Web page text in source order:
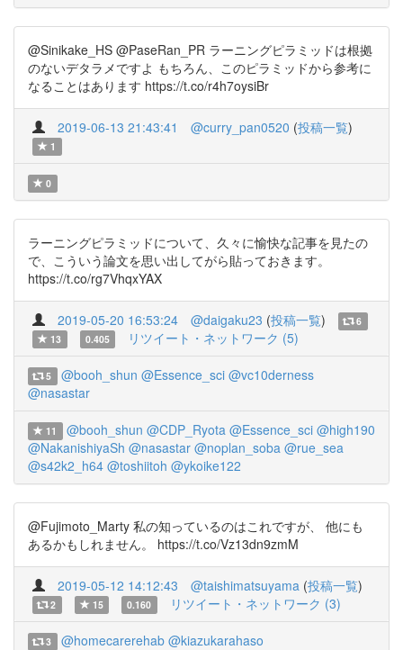
@Sinikake_HS @PaseRan_PR ラーニングピラミッドは根拠
のないデタラメですよ もちろん、このピラミッドから参考に
なることはあります https://t.co/r4h7oysiBr
2019-06-13 21:43:41 @curry_pan0520 (投稿一覧)
1
0
ラーニングピラミッドについて、久々に愉快な記事を見たの
で、こういう論文を思い出してがら貼っておきます。
https://t.co/rg7VhqxYAX
2019-05-20 16:53:24 @daigaku23 (投稿一覧)
6
13
0.405 リツイート・ネットワーク (5)
5 @booh_shun @Essence_sci @vc10derness
@nasastar
11 @booh_shun @CDP_Ryota @Essence_sci @high190
@NakanishiyaSh @nasastar @noplan_soba @rue_sea
@s42k2_h64 @toshiitoh @ykoike122
@Fujimoto_Marty 私の知っているのはこれですが、 他にも
あるかもしれません。 https://t.co/Vz13dn9zmM
2019-05-12 14:12:43 @taishimatsuyama (投稿一覧)
2 15 0.160 リツイート・ネットワーク (3)
3 @homecarerehab @kiazukarahaso